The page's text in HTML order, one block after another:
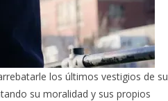
los últimos vestigios de su
su moralidad y sus propios